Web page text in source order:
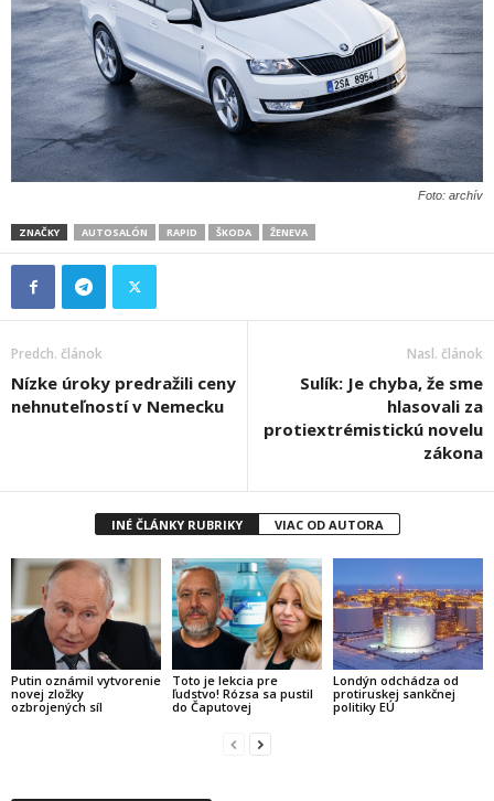
Foto: archív
ZNAČKY AUTOSALÓN RAPID ŠKODA ŽENEVA
Predch. článok
Nízke úroky predražili ceny
nehnuteľností v Nemecku
Nasl. článok
Sulík: Je chyba, že sme
hlasovali za
protiextrémistickú novelu
zákona
INÉ ČLÁNKY RUBRIKY VIAC OD AUTORA
Putin oznámil vytvorenie
novej zložky
ozbrojených síl
Toto je lekcia pre
ľudstvo! Rózsa sa pustil
do Čaputovej
Londýn odchádza od
protiruskej sankčnej
politiky EÚ